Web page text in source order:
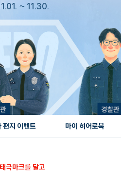
~ 11.30.
편지 이벤트 마이 히어로북
극마크를 달고